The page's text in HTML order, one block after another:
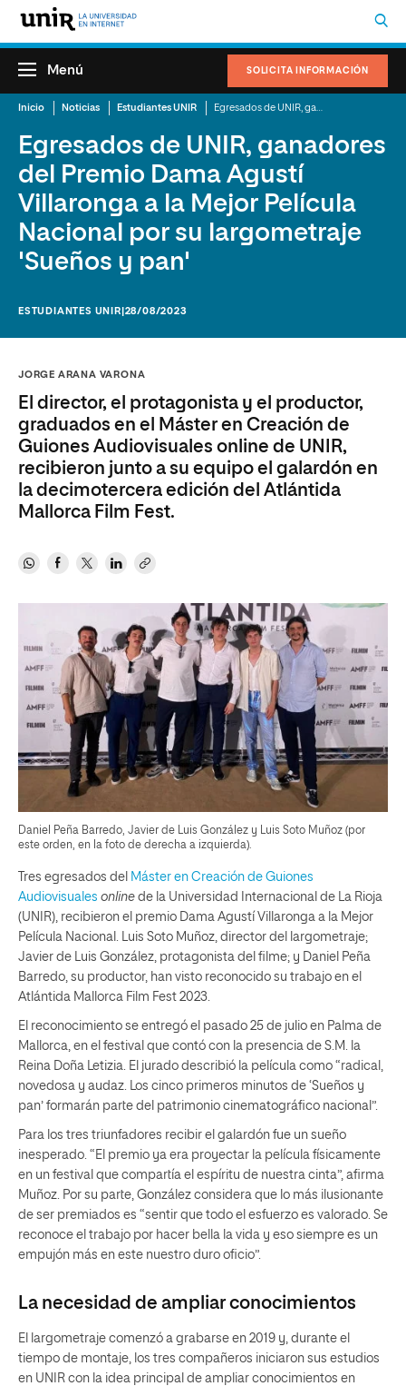
SOLICITA INFORMACIÓN
Menú
Inicio Noticias Estudiantes UNIR
Egresados de UNIR, ganadores
del Premio Dama Agustí
Villaronga a la Mejor Película
Nacional por su largometraje
'Sueños y pan'
ESTUDIANTES UNIR |28/08/2023
JORGE ARANA VARONA
El director, el protagonista y el productor,
graduados en el Máster en Creación de
Guiones Audiovisuales online de UNIR,
recibieron junto a su equipo el galardón en
la decimotercera edición del Atlántida
Mallorca Film Fest.
Daniel Peña Barredo, Javier de Luis González y Luis Soto Muñoz (por
este orden, en la foto de derecha a izquierda).
Tres egresados del Máster en Creación de Guiones
Audiovisuales online de la Universidad Internacional de La Rioja
(UNIR), recibieron el premio Dama Agustí Villaronga a la Mejor
Película Nacional. Luis Soto Muñoz, director del largometraje;
Javier de Luis González, protagonista del filme; y Daniel Peña
Barredo, su productor, han visto reconocido su trabajo en el
Atlántida Mallorca Film Fest 2023.
El reconocimiento se entregó el pasado 25 de julio en Palma de
Mallorca, en el festival que contó con la presencia de S.M. la
Reina Doña Letizia. El jurado describió la película como “radical,
novedosa y audaz. Los cinco primeros minutos de ‘Sueños y
pan’ formarán parte del patrimonio cinematográfico nacional”.
Para los tres triunfadores recibir el galardón fue un sueño
inesperado. “El premio ya era proyectar la película físicamente
en un festival que compartía el espíritu de nuestra cinta”, afirma
Muñoz. Por su parte, González considera que lo más ilusionante
de ser premiados es “sentir que todo el esfuerzo es valorado. Se
reconoce el trabajo por hacer bella la vida y eso siempre es un
empujón más en este nuestro duro oficio”.
La necesidad de ampliar conocimientos
El largometraje comenzó a grabarse en 2019 y, durante el
tiempo de montaje, los tres compañeros iniciaron sus estudios
en UNIR con la idea principal de ampliar conocimientos en